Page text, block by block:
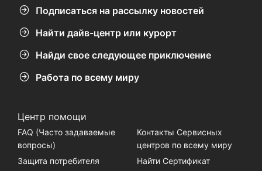
Подписаться на рассылку новостей
Найти дайв-центр или курорт
Найди свое следующее приключение
Работа по всему миру
Центр помощи
FAQ (Часто задаваемые
вопросы)
Контакты Сервисных
центров по всему миру
Защита потребителя
Найти Сертификат